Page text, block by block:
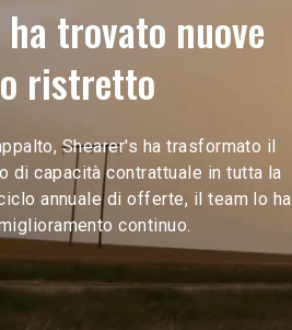
ha trovato nuove
ristretto
Shearer's ha trasformato il
di capacità contrattuale in tutta la
annuale di offerte, il team lo ha
continuo.